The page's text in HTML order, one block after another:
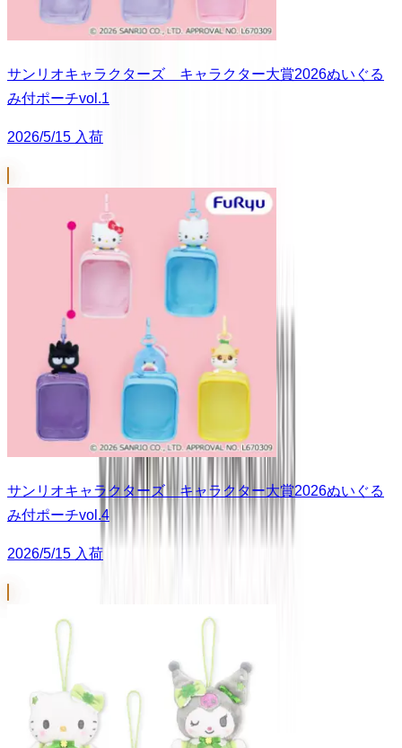
サンリオキャラクターズ キャラクター大賞2026ぬいぐる
み付ポーチvol.1
2026/5/15 入荷
サンリオキャラクターズ キャラクター大賞2026ぬいぐる
み付ポーチvol.4
2026/5/15 入荷